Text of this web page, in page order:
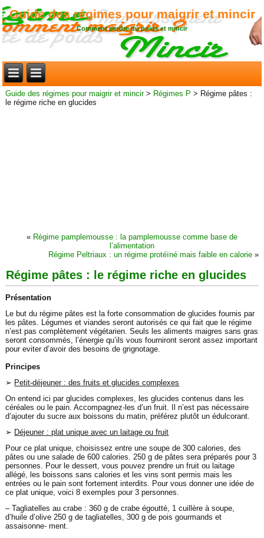
Guide des régimes pour maigrir et mincir
Comment perdre du poids et mincir
Guide des régimes pour maigrir et mincir> Régimes P > Régime pâtes :
le régime riche en glucides
« Régime pamplemousse : la pamplemousse comme base de
l’alimentation
Régime Peltriaux : un régime protéïné mais faible en calorie»
Régime pâtes : le régime riche en glucides
Présentation
Le but du régime pâtes est la forte consommation de glucides fournis par
les pâtes. Légumes et viandes seront autorisés ce qui fait que le régime
n’est pas complètement végétarien. Seuls les aliments maigres sans gras
seront consommés, l’énergie qu’ils vous fourniront seront assez important
pour eviter d’avoir des besoins de grignotage.
Principes
➢ Petit-déjeuner : des fruits et glucides complexes
On entend ici par glucides complexes, les glucides contenus dans les
céréales ou le pain. Accompagnez-les d’un fruit. Il n’est pas nécessaire
d’ajouter du sucre aux boissons du matin, préférez plutôt un édulcorant.
➢ Déjeuner : plat unique avec un laitage ou fruit
Pour ce plat unique, choisissez entre une soupe de 300 calories, des
pâtes ou une salade de 600 calories. 250 g de pâtes sera préparés pour 3
personnes. Pour le dessert, vous pouvez prendre un fruit ou laitage
allégé, les boissons sans calories et les vins sont permis mais les
entrées ou le pain sont fortement interdits. Pour vous donner une idée de
ce plat unique, voici 8 exemples pour 3 personnes.
– Tagliatelles au crabe : 360 g de crabe égoutté, 1 cuillère à soupe,
d’huile d’olive 250 g de tagliatelles, 300 g de pois gourmands et
assaisonne- ment.